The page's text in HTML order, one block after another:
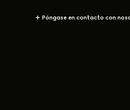
Póngase en contacto con